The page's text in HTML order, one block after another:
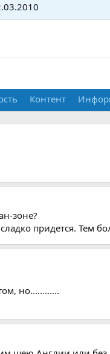
Контент
зоне?
придется. Тем
но............